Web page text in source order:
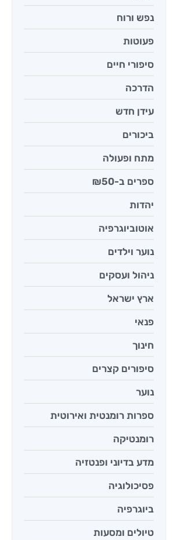
נפש ורוח
פעוטות
סיפורי חיים
הדרכה
עידן חדש
ביכורים
מתח ופעולה
ספרים ב-₪50
יהדות
אוטוביוגרפיה
נוער וילדים
ניהול ועסקים
ארץ ישראל
פנאי
חינוך
סיפורים קצרים
נוער
ספרות רומנטית ואירוטית
רומנטיקה
מדע בדיוני ופנטזיה
פסיכולוגיה
ביוגרפיה
טיולים ומסעות